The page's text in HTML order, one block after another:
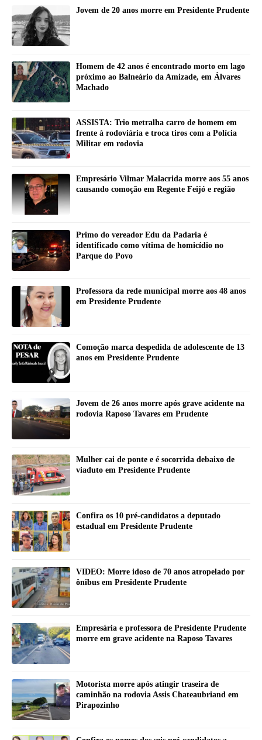
Jovem de 20 anos morre em Presidente Prudente
Homem de 42 anos é encontrado morto em lago
próximo ao Balneário da Amizade, em Álvares
Machado
ASSISTA: Trio metralha carro de homem em
frente à rodoviária e troca tiros com a Polícia
Militar em rodovia
Empresário Vilmar Malacrida morre aos 55 anos
causando comoção em Regente Feijó e região
Primo do vereador Edu da Padaria é
identificado como vítima de homicídio no
Parque do Povo
Professora da rede municipal morre aos 48 anos
em Presidente Prudente
Comoção marca despedida de adolescente de 13
anos em Presidente Prudente
Jovem de 26 anos morre após grave acidente na
rodovia Raposo Tavares em Prudente
Mulher cai de ponte e é socorrida debaixo de
viaduto em Presidente Prudente
Confira os 10 pré-candidatos a deputado
estadual em Presidente Prudente
VIDEO: Morre idoso de 70 anos atropelado por
ônibus em Presidente Prudente
Empresária e professora de Presidente Prudente
morre em grave acidente na Raposo Tavares
Motorista morre após atingir traseira de
caminhão na rodovia Assis Chateaubriand em
Pirapozinho